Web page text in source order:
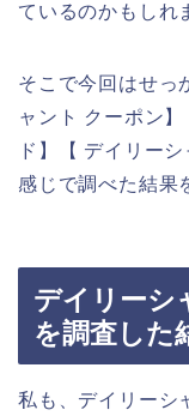
ているのかもしれ
そこで今回はせっ
ャント クーポン
ド】【 デイリー
感じで調べた結果
デイリーシ
を調査した
私も、デイリーシ